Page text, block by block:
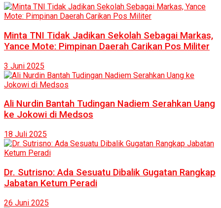
Minta TNI Tidak Jadikan Sekolah Sebagai Markas,
Yance Mote: Pimpinan Daerah Carikan Pos Militer
3 Juni 2025
Ali Nurdin Bantah Tudingan Nadiem Serahkan Uang
ke Jokowi di Medsos
18 Juli 2025
Dr. Sutrisno: Ada Sesuatu Dibalik Gugatan Rangkap
Jabatan Ketum Peradi
26 Juni 2025